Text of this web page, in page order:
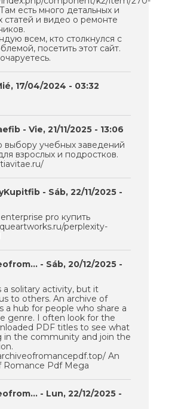
есть много детальных и
статей и видео о ремонте
всем, кто столкнулся с
посетить этот сайт.
17/04/2024 - 03:32
- Vie, 21/11/2025 - 13:06
выбору учебных заведений
взрослых и подростков.
- Sáb, 22/11/2025 -
pro купить
perplexity-
- Sáb, 20/12/2025 -
a solitary activity, but it
to others. An archive of
a hub for people who share a
genre. I often look for the
PDF titles to see what
in the community and join the
An
Romance Pdf Mega
- Lun, 22/12/2025 -